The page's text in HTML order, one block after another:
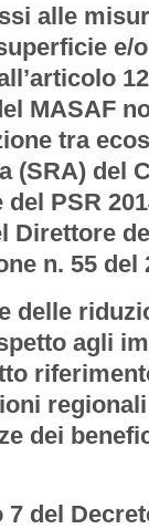
alle
e/
MASAF
tra
(SRA) del
PSR
Direttore
n. 55 del
delle
agli
dei
del